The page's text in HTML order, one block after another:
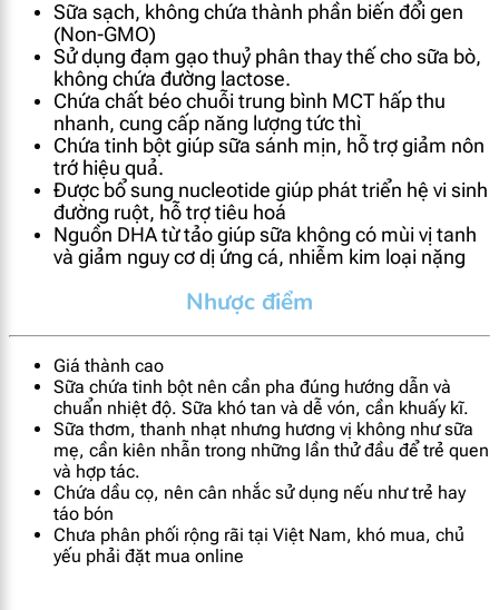
Sữa sạch, không chứa thành phần biến đổi gen
(Non-GMO)
Sử dụng đạm gạo thuỷ phân thay thế cho sữa bò,
không chứa đường lactose.
Chứa chất béo chuỗi trung bình MCT hấp thu
nhanh, cung cấp năng lượng tức thì
Chứa tinh bột giúp sữa sánh mịn, hỗ trợ giảm nôn
trớ hiệu quả.
Được bổ sung nucleotide giúp phát triển hệ vi sinh
đường ruột, hỗ trợ tiêu hoá
Nguồn DHA từ tảo giúp sữa không có mùi vị tanh
và giảm nguy cơ dị ứng cá, nhiễm kim loại nặng
Nhược điểm
Giá thành cao
Sữa chứa tinh bột nên cần pha đúng hướng dẫn và
chuẩn nhiệt độ. Sữa khó tan và dễ vón, cần khuấy kĩ.
Sữa thơm, thanh nhạt nhưng hương vị không như sữa
mẹ, cần kiên nhẫn trong những lần thử đầu để trẻ quen
và hợp tác.
Chứa dầu cọ, nên cân nhắc sử dụng nếu như trẻ hay
táo bón
Chưa phân phối rộng rãi tại Việt Nam, khó mua, chủ
yếu phải đặt mua online